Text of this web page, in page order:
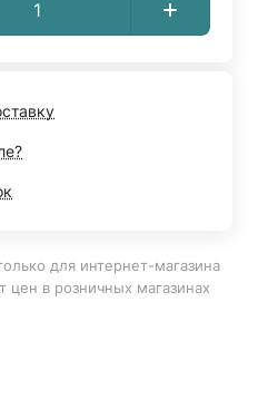
для интернет-магазина
цен в розничных магазинах